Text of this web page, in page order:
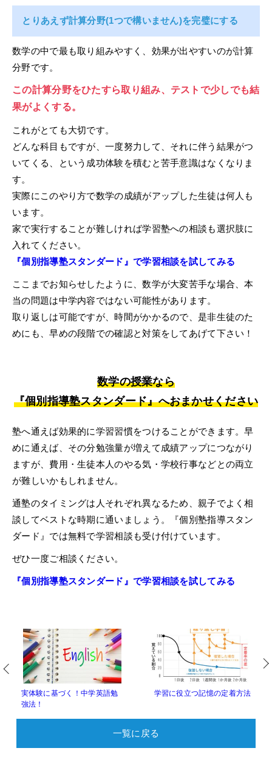
とりあえず計算分野(1つで構いません)を完璧にする
数学の中で最も取り組みやすく、効果が出やすいのが計算
分野です。
この計算分野をひたすら取り組み、テストで少しでも結
果がよくする。
これがとても大切です。
どんな科目もですが、一度努力して、それに伴う結果がつ
いてくる、という成功体験を積むと苦手意識はなくなりま
す。
実際にこのやり方で数学の成績がアップした生徒は何人も
います。
家で実行することが難しければ学習塾への相談も選択肢に
入れてください。
『個別指導塾スタンダード』で学習相談を試してみる
ここまでお知らせしたように、数学が大変苦手な場合、本
当の問題は中学内容ではない可能性があります。
取り返しは可能ですが、時間がかかるので、是非生徒のた
めにも、早めの段階での確認と対策をしてあげて下さい！
数学の授業なら
『個別指導塾スタンダード』へおまかせください
塾へ通えば効果的に学習習慣をつけることができます。早
めに通えば、その分勉強量が増えて成績アップにつながり
ますが、費用・生徒本人のやる気・学校行事などとの両立
が難しいかもしれません。
通塾のタイミングは人それぞれ異なるため、親子でよく相
談してベストな時期に通いましょう。『個別塾指導スタン
ダード』では無料で学習相談も受け付けています。
ぜひ一度ご相談ください。
『個別指導塾スタンダード』で学習相談を試してみる
実体験に基づく！中学英語勉
強法！
一覧に戻る
学習に役立つ記憶の定着方法